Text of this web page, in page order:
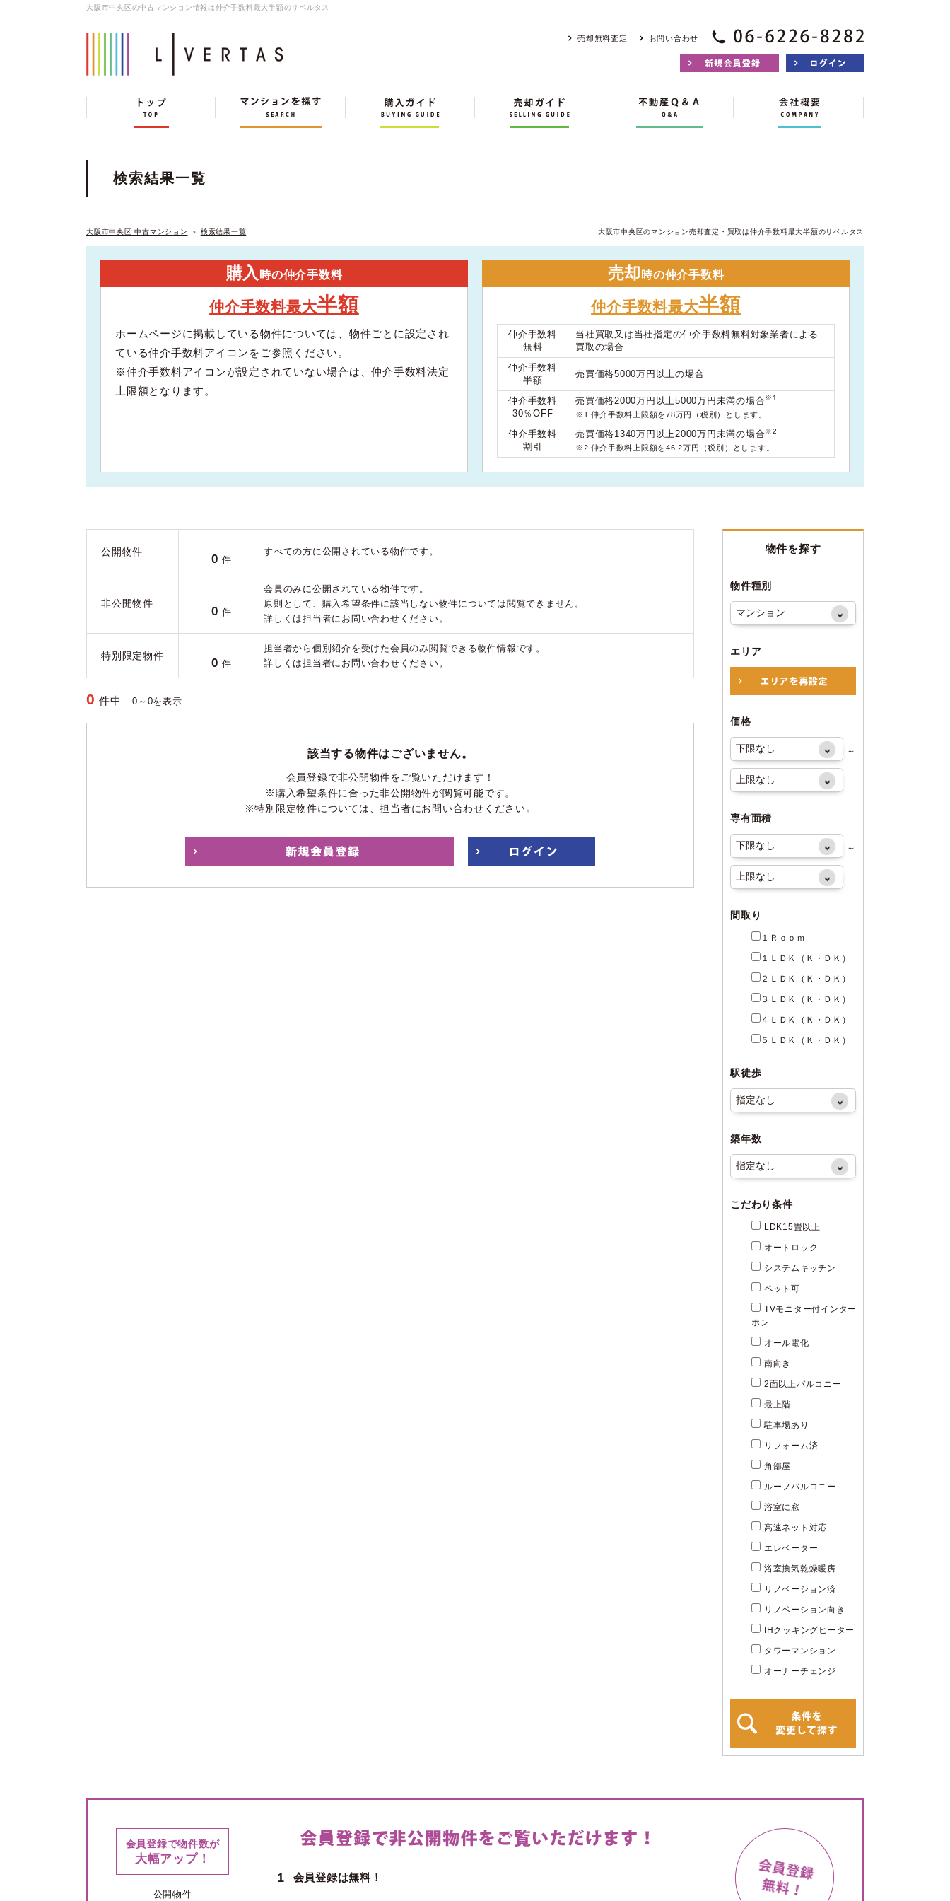
大阪市中央区の中古マンション情報は仲介手数料最大半額のリベルタス
売却無料査定 お問い合わせ
検索結果一覧
大阪市中央区 中古マンション ＞ 検索結果一覧 大阪市中央区のマンション売却査定・買取は仲介手数料最大半額のリベルタス
購入 時の仲介手数料
仲介手数料最大半額
ホームページに掲載している物件については、物件ごとに設定され
ている仲介手数料アイコンをご参照ください。
※仲介手数料アイコンが設定されていない場合は、仲介手数料法定
上限額となります。
売却時の仲介手数料
仲介手数料最大半額
仲介手数料
無料
当社買取又は当社指定の仲介手数料無料対象業者による
買取の場合
仲介手数料
半額
売買価格5000万円以上の場合
仲介手数料
30％OFF
売買価格2000万円以上5000万円未満の場合※1
※1 仲介手数料上限額を78万円（税別）とします。
仲介手数料
割引
売買価格1340万円以上2000万円未満の場合※2
※2 仲介手数料上限額を46.2万円（税別）とします。
公開物件
0 件
すべての方に公開されている物件です。
非公開物件
0 件
会員のみに公開されている物件です。
原則として、購入希望条件に該当しない物件については閲覧できません。
詳しくは担当者にお問い合わせください。
特別限定物件
0 件
担当者から個別紹介を受けた会員のみ閲覧できる物件情報です。
詳しくは担当者にお問い合わせください。
0 件中 0～0を表示
該当する物件はございません。
会員登録で非公開物件をご覧いただけます！
※購入希望条件に合った非公開物件が閲覧可能です。
※特別限定物件については、担当者にお問い合わせください。
物件を探す
物件種別
エリア
価格
～
専有面積
～
間取り
１Ｒｏｏｍ
１ＬＤＫ（Ｋ・ＤＫ）
２ＬＤＫ（Ｋ・ＤＫ）
３ＬＤＫ（Ｋ・ＤＫ）
４ＬＤＫ（Ｋ・ＤＫ）
５ＬＤＫ（Ｋ・ＤＫ）
駅徒歩
築年数
こだわり条件
LDK15畳以上
オートロック
システムキッチン
ペット可
TVモニター付インター
ホン
オール電化
南向き
2面以上バルコニー
最上階
駐車場あり
リフォーム済
角部屋
ルーフバルコニー
浴室に窓
高速ネット対応
エレベーター
浴室換気乾燥暖房
リノベーション済
リノベーション向き
IHクッキングヒーター
タワーマンション
オーナーチェンジ
会員登録で物件数が
大幅アップ！
公開物件
1 会員登録は無料！